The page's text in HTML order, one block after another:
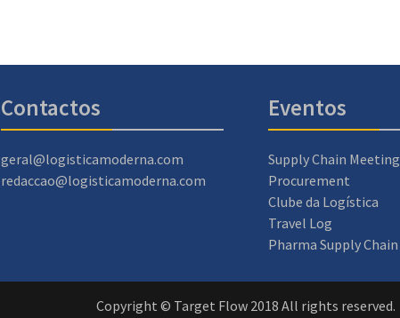
Contactos
geral@logisticamoderna.com
redaccao@logisticamoderna.com
Eventos
Supply Chain Meeting
Procurement
Clube da Logística
Travel Log
Pharma Supply Chain
Copyright © Target Flow 2018 All rights reserved.